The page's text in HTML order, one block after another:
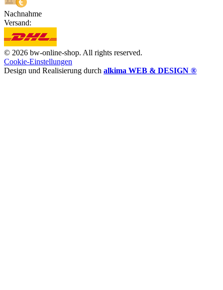
Nachnahme
Versand:
© 2026 bw-online-shop. All rights reserved.
Cookie-Einstellungen
Design und Realisierung durch alkima WEB & DESIGN ®